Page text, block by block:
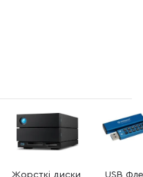
Жорсткі диски
USB